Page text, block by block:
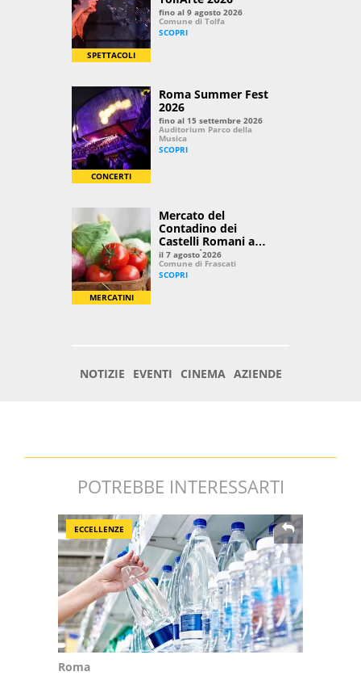
POTREBBE INTERESSARTI
ECCELLENZE
Roma